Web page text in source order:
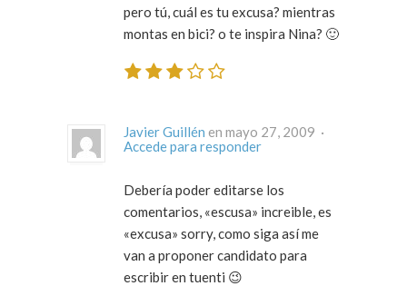
pero tú, cuál es tu excusa? mientras
montas en bici? o te inspira Nina? 🙂
Javier Guillén
en mayo 27, 2009 ·
Accede para responder
Debería poder editarse los
comentarios, «escusa» increible, es
«excusa» sorry, como siga así me
van a proponer candidato para
escribir en tuenti 😉